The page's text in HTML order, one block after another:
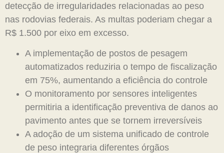
detecção de irregularidades relacionadas ao peso
nas rodovias federais. As multas poderiam chegar a
R$ 1.500 por eixo em excesso.
A implementação de postos de pesagem
automatizados reduziria o tempo de fiscalização
em 75%, aumentando a eficiência do controle
O monitoramento por sensores inteligentes
permitiria a identificação preventiva de danos ao
pavimento antes que se tornem irreversíveis
A adoção de um sistema unificado de controle
de peso integraria diferentes órgãos